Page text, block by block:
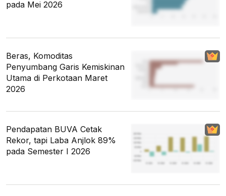
pada Mei 2026
Beras, Komoditas
Penyumbang Garis Kemiskinan
Utama di Perkotaan Maret
2026
Pendapatan BUVA Cetak
Rekor, tapi Laba Anjlok 89%
pada Semester I 2026